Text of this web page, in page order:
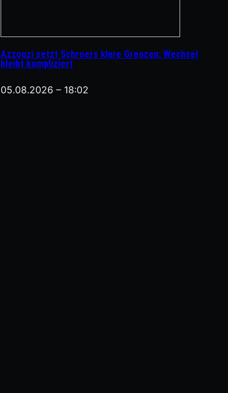
Azzouzi setzt Schroers klare Grenzen: Wechsel
bleibt kompliziert
05.08.2026 – 18:02